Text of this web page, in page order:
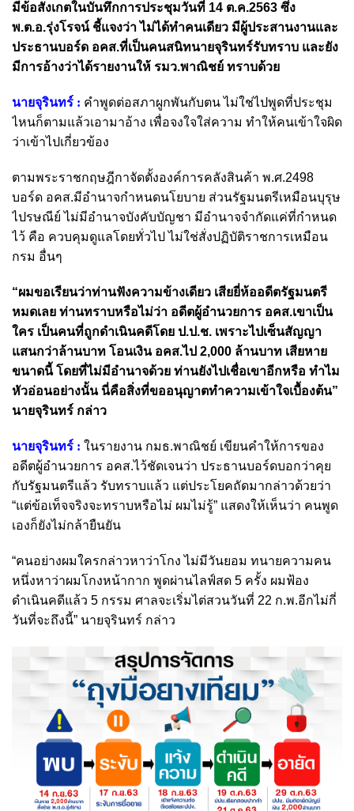
มีข้อสังเกตในบันทึกการประชุมวันที่ 14 ต.ค.2563 ซึ่ง
พ.ต.อ.รุ่งโรจน์ ชี้แจงว่า ไม่ได้ทำคนเดียว มีผู้ประสานงานและ
ประธานบอร์ด อคส.ที่เป็นคนสนิทนายจุรินทร์รับทราบ และยัง
มีการอ้างว่าได้รายงานให้ รมว.พาณิชย์ ทราบด้วย
นายจุรินทร์ : คำพูดต่อสภาผูกพันกับตน ไม่ใช่ไปพูดที่ประชุม
ไหนก็ตามแล้วเอามาอ้าง เพื่อจงใจใส่ความ ทำให้คนเข้าใจผิด
ว่าเข้าไปเกี่ยวข้อง
ตามพระราชกฤษฎีกาจัดตั้งองค์การคลังสินค้า พ.ศ.2498
บอร์ด อคส.มีอำนาจกำหนดนโยบาย ส่วนรัฐมนตรีเหมือนบุรุษ
ไปรษณีย์ ไม่มีอำนาจบังคับบัญชา มีอำนาจจำกัดแค่ที่กำหนด
ไว้ คือ ควบคุมดูแลโดยทั่วไป ไม่ใช่สั่งปฏิบัติราชการเหมือน
กรม อื่นๆ
“ผมขอเรียนว่าท่านฟังความข้างเดียว เสียยี่ห้ออดีตรัฐมนตรี
หมดเลย ท่านทราบหรือไม่ว่า อดีตผู้อำนวยการ อคส.เขาเป็น
ใคร เป็นคนที่ถูกดำเนินคดีโดย ป.ป.ช. เพราะไปเซ็นสัญญา
แสนกว่าล้านบาท โอนเงิน อคส.ไป 2,000 ล้านบาท เสียหาย
ขนาดนี้ โดยที่ไม่มีอำนาจด้วย ท่านยังไปเชื่อเขาอีกหรือ ทำไม
หัวอ่อนอย่างนั้น นี่คือสิ่งที่ขออนุญาตทำความเข้าใจเบื้องต้น”
นายจุรินทร์ กล่าว
นายจุรินทร์ : ในรายงาน กมธ.พาณิชย์ เขียนคำให้การของ
อดีตผู้อำนวยการ อคส.ไว้ชัดเจนว่า ประธานบอร์ดบอกว่าคุย
กับรัฐมนตรีแล้ว รับทราบแล้ว แต่ประโยคถัดมากล่าวด้วยว่า
“แต่ข้อเท็จจริงจะทราบหรือไม่ ผมไม่รู้” แสดงให้เห็นว่า คนพูด
เองก็ยังไม่กล้ายืนยัน
“คนอย่างผมใครกล่าวหาว่าโกง ไม่มีวันยอม ทนายความคน
หนึ่งหาว่าผมโกงหน้ากาก พูดผ่านไลฟ์สด 5 ครั้ง ผมฟ้อง
ดำเนินคดีแล้ว 5 กรรม ศาลจะเริ่มไต่สวนวันที่ 22 ก.พ.อีกไม่กี่
วันที่จะถึงนี้” นายจุรินทร์ กล่าว